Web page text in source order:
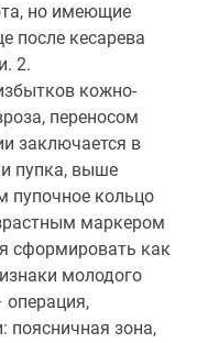
но имеющие
после кесарева
2.
кожно-
переносом
заключается в
пупка, выше
пупочное кольцо
маркером
сформировать как
молодого
операция,
зона,